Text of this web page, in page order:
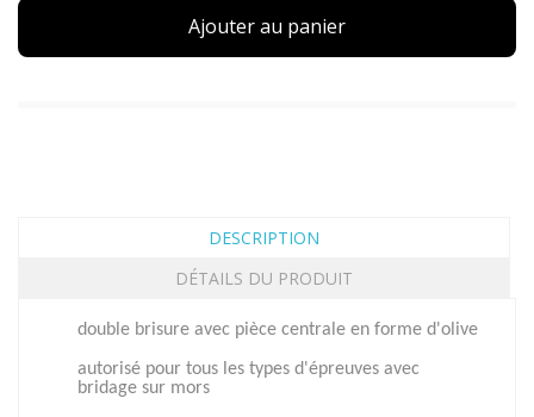
Ajouter au panier
DESCRIPTION
DÉTAILS DU PRODUIT
double brisure avec pièce centrale en forme d'olive
autorisé pour tous les types d'épreuves avec
bridage sur mors